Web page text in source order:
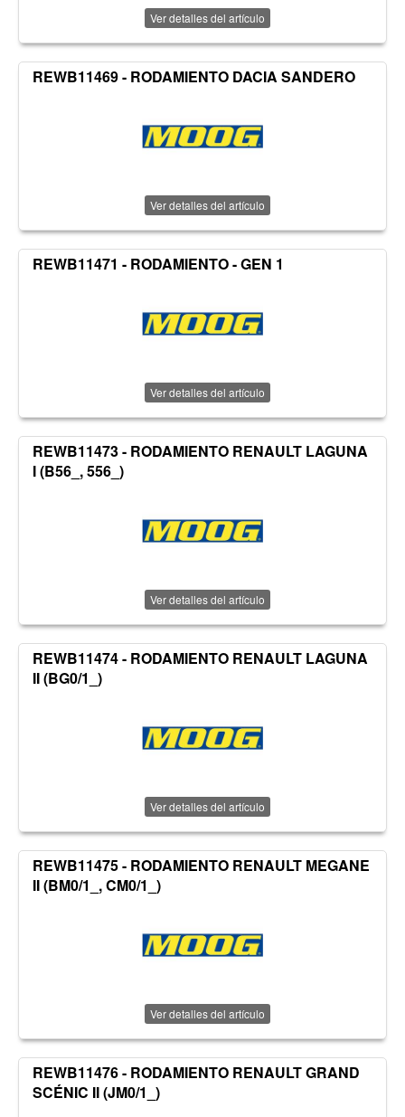
Ver detalles del artículo
REWB11469 - RODAMIENTO DACIA SANDERO
Ver detalles del artículo
REWB11471 - RODAMIENTO - GEN 1
Ver detalles del artículo
REWB11473 - RODAMIENTO RENAULT LAGUNA
I (B56_, 556_)
Ver detalles del artículo
REWB11474 - RODAMIENTO RENAULT LAGUNA
II (BG0/1_)
Ver detalles del artículo
REWB11475 - RODAMIENTO RENAULT MEGANE
II (BM0/1_, CM0/1_)
Ver detalles del artículo
REWB11476 - RODAMIENTO RENAULT GRAND
SCÉNIC II (JM0/1_)